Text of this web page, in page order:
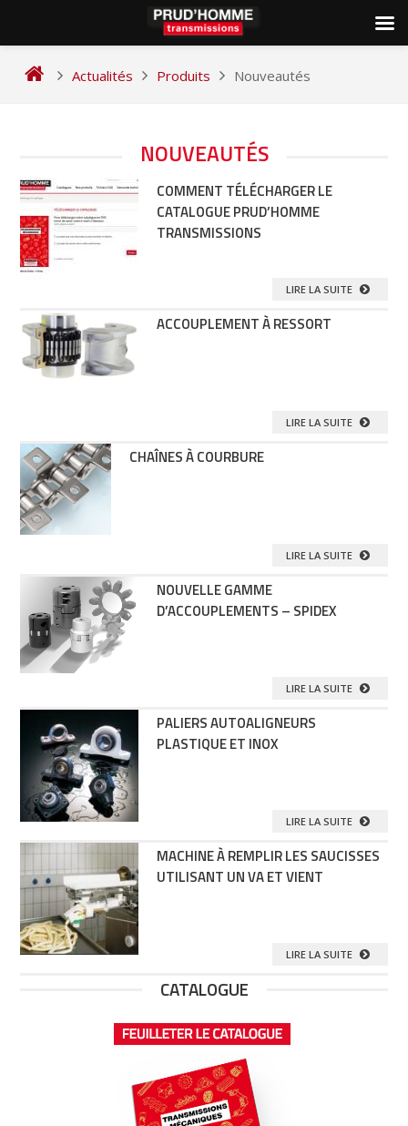
Actualités Produits Nouveautés
NOUVEAUTÉS
COMMENT TÉLÉCHARGER LE
CATALOGUE PRUD’HOMME
TRANSMISSIONS
LIRE LA SUITE
ACCOUPLEMENT À RESSORT
LIRE LA SUITE
CHAÎNES À COURBURE
LIRE LA SUITE
NOUVELLE GAMME
D’ACCOUPLEMENTS – SPIDEX
LIRE LA SUITE
PALIERS AUTOALIGNEURS
PLASTIQUE ET INOX
LIRE LA SUITE
MACHINE À REMPLIR LES SAUCISSES
UTILISANT UN VA ET VIENT
LIRE LA SUITE
CATALOGUE